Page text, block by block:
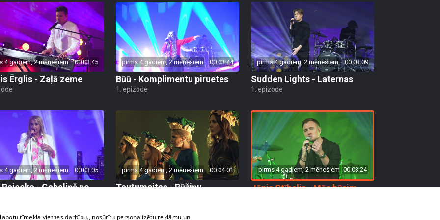
4 gadiem, 2 mēnešiem 00:03:45
Ērglis - Zaļā zeme
pirms 4 gadiem, 2 mēnešiem 00:03:44
Būū - Komplimentu piruetes
1. epizode
pirms 4 gadiem, 2 mēnešiem 00:03:09
Sudden Lights - Laternas
1. epizode
4 gadiem, 2 mēnešiem 00:03:05
- Gabaliņš no
pirms 4 gadiem, 2 mēnešiem 00:04:01
Tautumeitas - Rūžiņu
pirms 4 gadiem, 2 mēnešiem 00:03:24
Jānis Stībelis - Mēs būsim
tīmekļa vietnes darbību., nosūtītu personalizētu reklāmu un